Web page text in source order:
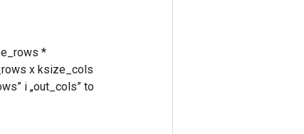
*
x ksize_cols
i „out_cols” to